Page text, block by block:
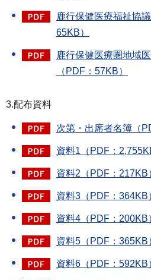
鹿行保健医療福祉協
65KB）
鹿行保健医療圏地域
（PDF：57KB）
3.配布資料
次第・出席者名簿（
資料1（PDF：
資料2（PDF：217KB
資料3（PDF：364KB
資料4（PDF：200KB
資料5（PDF：365KB
資料6（PDF：592KB